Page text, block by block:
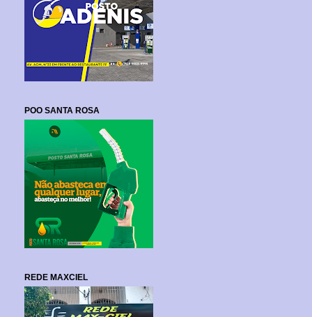
POO SANTA ROSA
REDE MAXCIEL